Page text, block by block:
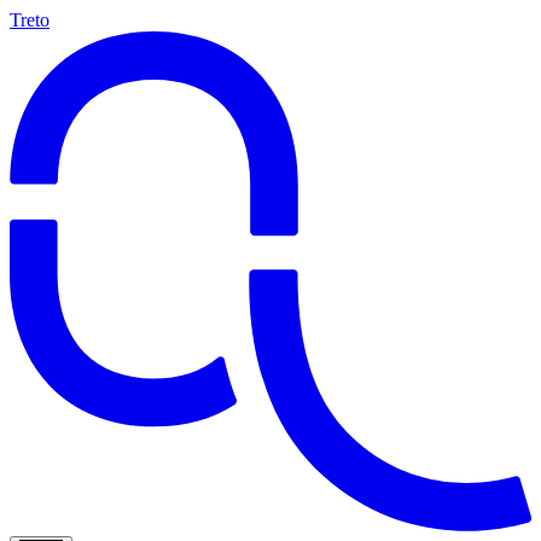
Treto